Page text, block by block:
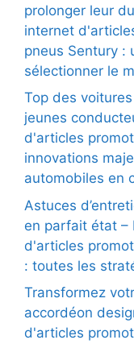
prolonger leur
internet
pneus Sentury :
sélectionner le
Top des
jeunes
d'articles
innovations
automobiles en
Astuces
en parfait état –
d'articles
: toutes les
Transformez
accordéon
d'articles